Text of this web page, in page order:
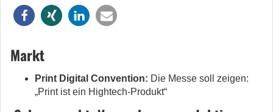
Markt
Print Digital Convention: Die Messe soll zeigen:
„Print ist ein Hightech-Produkt“